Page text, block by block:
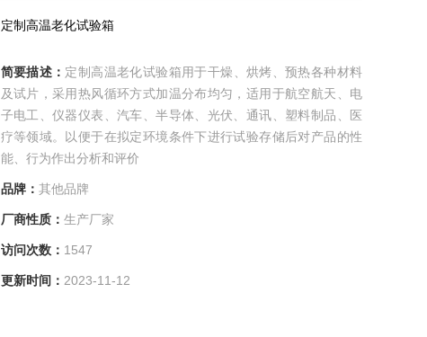
定制高温老化试验箱
简要描述： 定制高温老化试验箱用于干燥、烘烤、预热各种材料
及试片，采用热风循环方式加温分布均匀，适用于航空航天、电
子电工、仪器仪表、汽车、半导体、光伏、通讯、塑料制品、医
疗等领域。以便于在拟定环境条件下进行试验存储后对产品的性
能、行为作出分析和评价
品牌： 其他品牌
厂商性质： 生产厂家
访问次数： 1547
更新时间： 2023-11-12